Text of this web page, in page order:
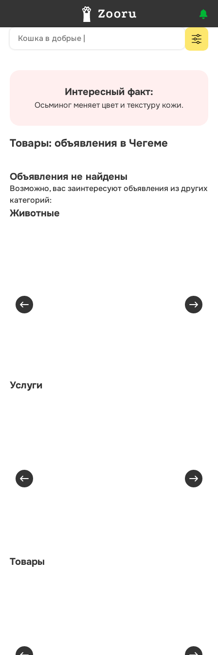
Интересный факт:
Осьминог меняет цвет и текстуру кожи.
Товары: объявления в Чегеме
Объявления не найдены
Возможно, вас заинтересуют объявления из других
категорий:
Животные
Услуги
Товары